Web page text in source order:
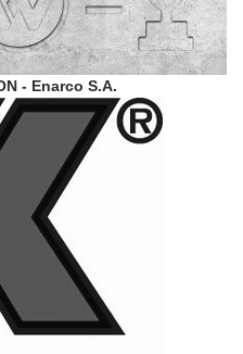
- Enarco S.A.